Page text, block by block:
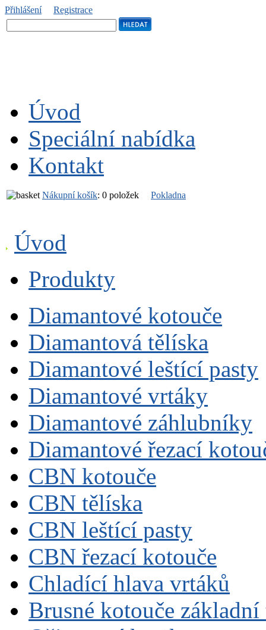
Přihlášení Registrace
Úvod
Speciální nabídka
Kontakt
Nákupní košík: 0 položek Pokladna
Úvod
Produkty
Diamantové kotouče
Diamantová tělíska
Diamantové leštící pasty
Diamantové vrtáky
Diamantové záhlubníky
Diamantové řezací
CBN kotouče
CBN tělíska
CBN leštící pasty
CBN řezací kotouče
Chladící hlava vrtáků
Brusné kotouče